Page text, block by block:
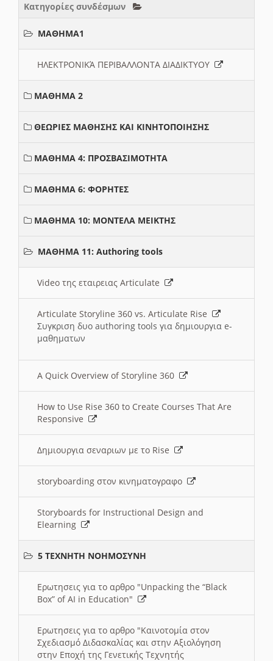
Κατηγορίες συνδέσμων
ΜΑΘΗΜΑ1
ΗΛΕΚΤΡΟΝΙΚΆ ΠΕΡΙΒΑΛΛΟΝΤΑ ΔΙΑΔΙΚΤΥΟΥ
ΜΑΘΗΜΑ 2
ΘΕΩΡΙΕΣ ΜΑΘΗΣΗΣ ΚΑΙ ΚΙΝΗΤΟΠΟΙΗΣΗΣ
ΜΑΘΗΜΑ 4: ΠΡΟΣΒΑΣΙΜΟΤΗΤΑ
ΜΑΘΗΜΑ 6: ΦΟΡΗΤΕΣ
ΜΑΘΗΜΑ 10: ΜΟΝΤΕΛΑ ΜΕΙΚΤΗΣ
ΜΑΘΗΜΑ 11: Authoring tools
Video της εταιρειας Articulate
Articulate Storyline 360 vs. Articulate Rise
Συγκριση δυο authoring tools για δημιουργια e-
μαθηματων
A Quick Overview of Storyline 360
How to Use Rise 360 to Create Courses That Are
Responsive
Δημιουργια σεναριων με το Rise
storyboarding στον κινηματογραφο
Storyboards for Instructional Design and
Elearning
5 ΤΕΧΝΗΤΗ ΝΟΗΜΟΣΥΝΗ
Ερωτησεις για το αρθρο "Unpacking the “Black
Box” of AI in Education"
Ερωτησεις για το αρθρο "Καινοτομία στον
Σχεδιασμό Διδασκαλίας και στην Αξιολόγηση
στην Εποχή της Γενετικής Τεχνητής